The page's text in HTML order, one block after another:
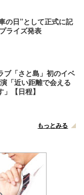
の日”として正式に記
ライズ発表
ブ「さと島」初のイベ
「近い距離で会える
【日程】
もっとみる